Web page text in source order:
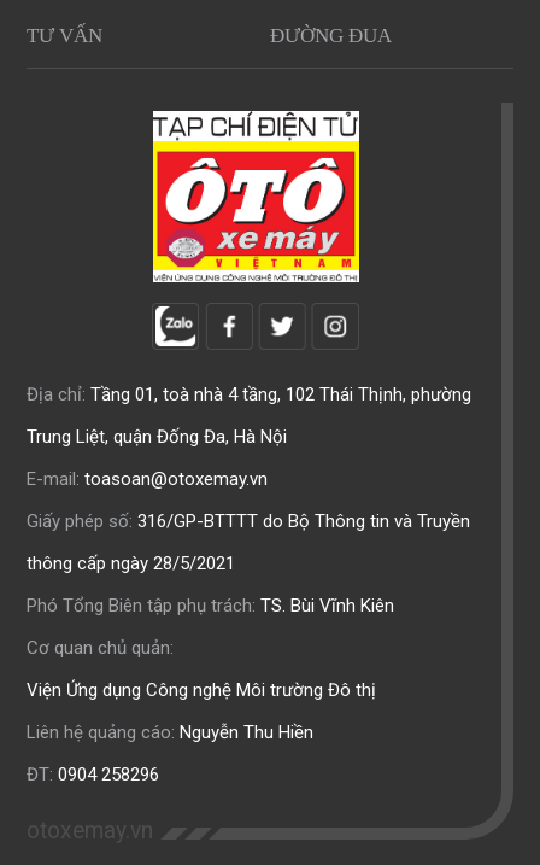
TƯ VẤN ĐƯỜNG ĐUA
Địa chỉ: Tầng 01, toà nhà 4 tầng, 102 Thái Thịnh, phường
Trung Liệt, quận Đống Đa, Hà Nội
E-mail: toasoan@otoxemay.vn
Giấy phép số: 316/GP-BTTTT do Bộ Thông tin và Truyền
thông cấp ngày 28/5/2021
Phó Tổng Biên tập phụ trách: TS. Bùi Vĩnh Kiên
Cơ quan chủ quản:
Viện Ứng dụng Công nghệ Môi trường Đô thị
Liên hệ quảng cáo: Nguyễn Thu Hiền
ĐT: 0904 258296
otoxemay.vn